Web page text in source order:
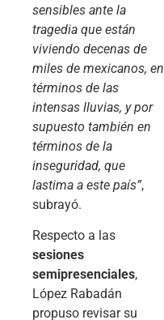
sensibles ante la
tragedia que están
viviendo decenas de
miles de mexicanos, en
términos de las
intensas lluvias, y por
supuesto también en
términos de la
inseguridad, que
lastima a este país”,
subrayó.
Respecto a las
sesiones
semipresenciales,
López Rabadán
propuso revisar su